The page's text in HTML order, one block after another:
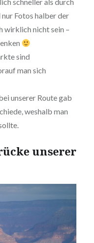
Fotos halber der
wirklich nicht sein –
sind
man sich
unserer Route gab
weshalb man
unserer